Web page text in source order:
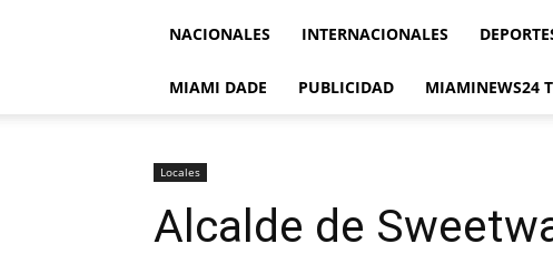
NACIONALES INTERNACIONALES
MIAMI DADE PUBLICIDAD MIAMINEWS24
Locales
Alcalde de